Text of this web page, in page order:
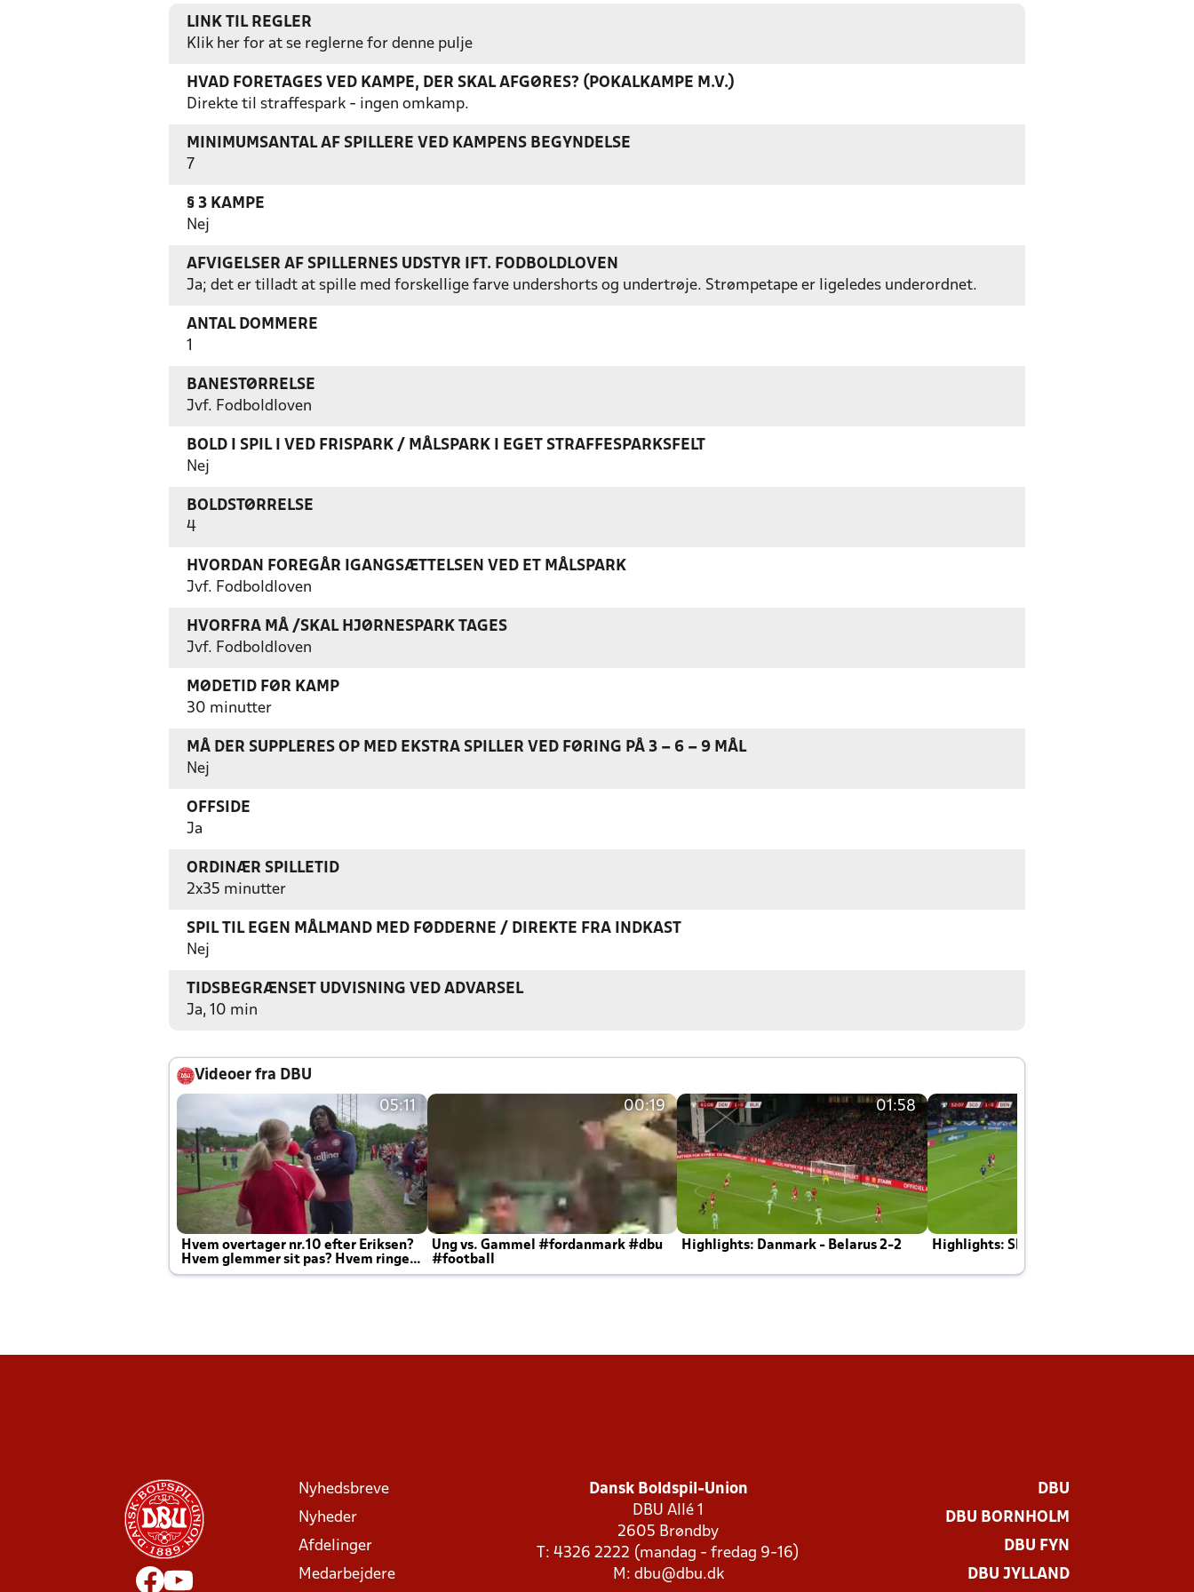
LINK TIL REGLER
Klik her for at se reglerne for denne pulje
HVAD FORETAGES VED KAMPE, DER SKAL AFGØRES? (POKALKAMPE M.V.)
Direkte til straffespark - ingen omkamp.
MINIMUMSANTAL AF SPILLERE VED KAMPENS BEGYNDELSE
7
§ 3 KAMPE
Nej
AFVIGELSER AF SPILLERNES UDSTYR IFT. FODBOLDLOVEN
Ja; det er tilladt at spille med forskellige farve undershorts og undertrøje. Strømpetape er ligeledes underordnet.
ANTAL DOMMERE
1
BANESTØRRELSE
Jvf. Fodboldloven
BOLD I SPIL I VED FRISPARK / MÅLSPARK I EGET STRAFFESPARKSFELT
Nej
BOLDSTØRRELSE
4
HVORDAN FOREGÅR IGANGSÆTTELSEN VED ET MÅLSPARK
Jvf. Fodboldloven
HVORFRA MÅ /SKAL HJØRNESPARK TAGES
Jvf. Fodboldloven
MØDETID FØR KAMP
30 minutter
MÅ DER SUPPLERES OP MED EKSTRA SPILLER VED FØRING PÅ 3 – 6 – 9 MÅL
Nej
OFFSIDE
Ja
ORDINÆR SPILLETID
2x35 minutter
SPIL TIL EGEN MÅLMAND MED FØDDERNE / DIREKTE FRA INDKAST
Nej
TIDSBEGRÆNSET UDVISNING VED ADVARSEL
Ja, 10 min
Videoer fra DBU
05:11
Hvem overtager nr.10 efter Eriksen?
Hvem glemmer sit pas? Hvem ringer
Joachim altid til efter kampe?
00:19
Ung vs. Gammel #fordanmark #dbu
#football
01:58
Highlights: Danmark - Belarus 2-2 Highlights: Skotland - Danmark 4-2
Nyhedsbreve
Nyheder
Afdelinger
Medarbejdere
Dansk Boldspil-Union
DBU Allé 1
2605 Brøndby
T: 4326 2222 (mandag - fredag 9-16)
M: dbu@dbu.dk
DBU
DBU BORNHOLM
DBU FYN
DBU JYLLAND